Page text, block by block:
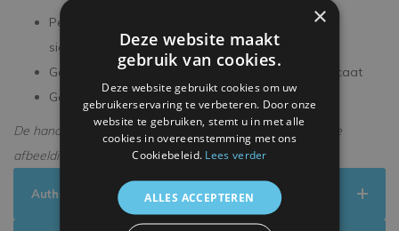
Persoonlijk gesigneerd tijdens een exclusieve
signeersessie
Geleverd met een officieel ICONS echtheidscertificaat
Geleverd in een premium verpakking
De handtekening kan enigszins afwijken van de getoonde
afbeelding.
Authenticiteit
×
Deze website maakt
gebruik van cookies.
Deze website gebruikt cookies om uw
gebruikerservaring te verbeteren. Door onze
website te gebruiken, stemt u in met alle
cookies in overeenstemming met ons
Cookiebeleid. Lees verder
ALLES ACCEPTEREN